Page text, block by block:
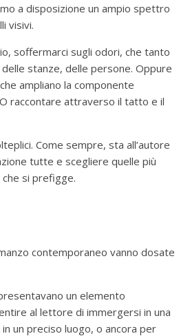
a disposizione un ampio spettro
visivi.
soffermarci sugli odori, che tanto
stanze, delle persone. Oppure
ampliano la componente
raccontare attraverso il tatto e il
Come sempre, sta all’autore
tutte e scegliere quelle più
si prefigge.
contemporaneo vanno dosate
un elemento
al lettore di immergersi in una
un preciso luogo, o ancora per